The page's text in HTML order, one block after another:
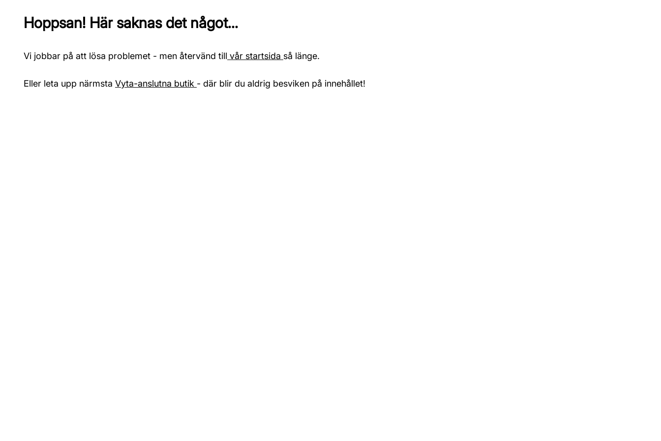
Hoppsan! Här saknas det något...
Vi jobbar på att lösa problemet - men återvänd till vår startsida så länge.
Eller leta upp närmsta Vyta-anslutna butik - där blir du aldrig besviken på innehållet!